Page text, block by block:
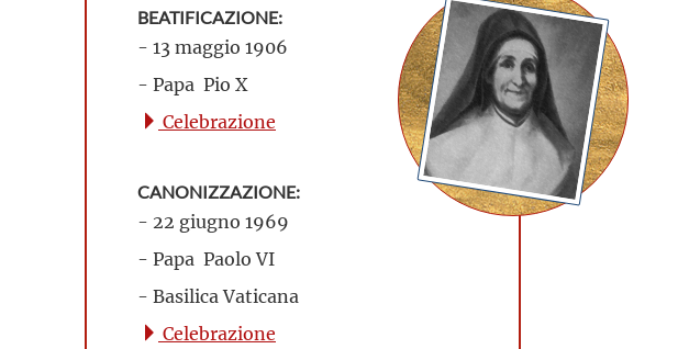
BEATIFICAZIONE:
- 13 maggio 1906
- Papa Pio X
Celebrazione
CANONIZZAZIONE:
- 22 giugno 1969
- Papa Paolo VI
- Basilica Vaticana
Celebrazione